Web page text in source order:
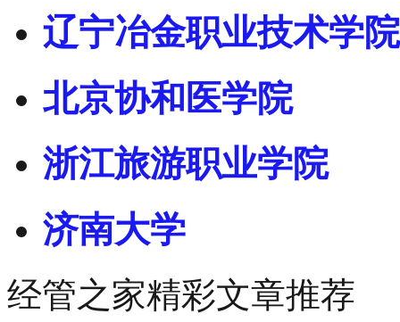
辽宁冶金职业技术学院
北京协和医学院
浙江旅游职业学院
济南大学
经管之家精彩文章推荐